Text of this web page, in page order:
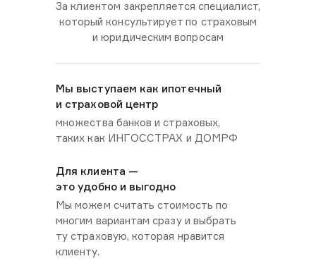
За клиентом закрепляется специалист,
которыйконсультирует по страховым
и юридическим вопросам
Мы выступаем как ипотечный
и страховой центр
множества банков и страховых,
таких как ИНГОССТРАХ и ДОМРФ
Для клиента —
это удобно и выгодно
Мы можем считать стоимость по
многим вариантам сразу и выбрать
ту страховую, которая нравится
клиенту.